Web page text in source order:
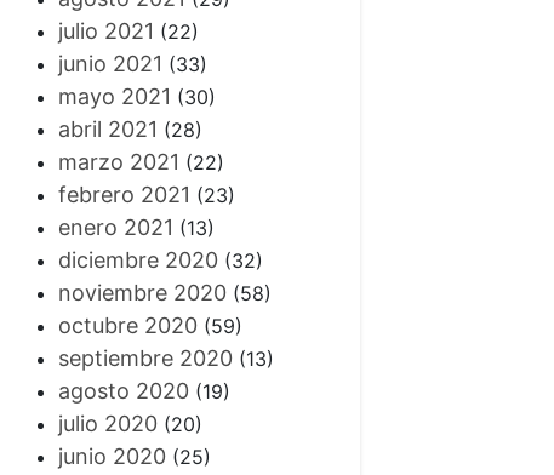
julio 2021 (22)
junio 2021 (33)
mayo 2021 (30)
abril 2021 (28)
marzo 2021 (22)
febrero 2021 (23)
enero 2021 (13)
diciembre 2020(32)
noviembre 2020(58)
octubre 2020(59)
septiembre 2020(13)
agosto 2020(19)
julio 2020(20)
junio 2020(25)